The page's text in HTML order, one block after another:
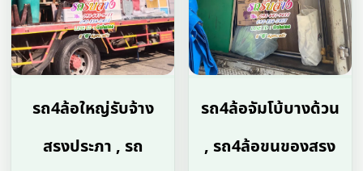
รถ4ล้อใหญ่รับจ้าง
สรงประภา , รถ
รถ4ล้อจัมโบ้บางด้วน
, รถ4ล้อขนของสรง